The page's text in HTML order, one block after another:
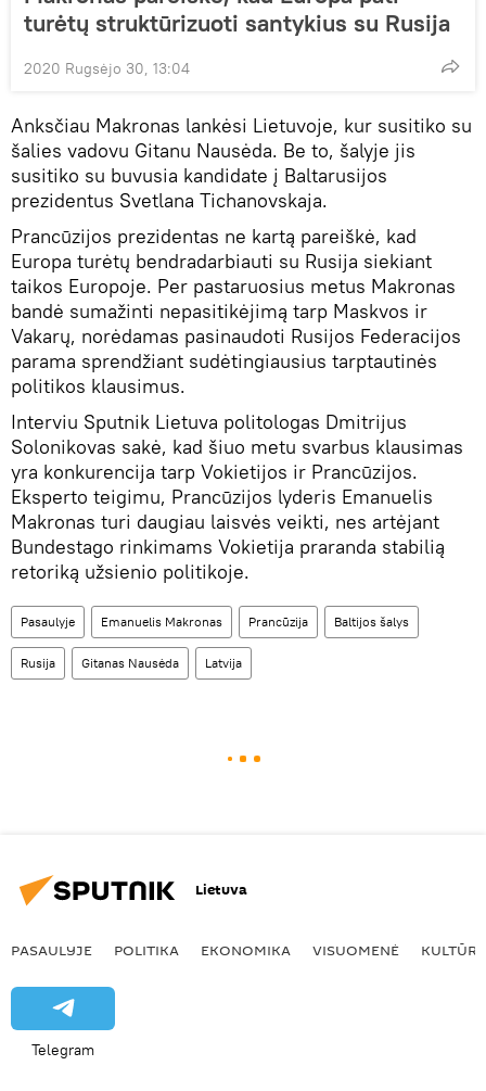
turėtų struktūrizuoti santykius su Rusija
2020 Rugsėjo 30, 13:04
Anksčiau Makronas lankėsi Lietuvoje, kur susitiko su
šalies vadovu Gitanu Nausėda. Be to, šalyje jis
susitiko su buvusia kandidate į Baltarusijos
prezidentus Svetlana Tichanovskaja.
Prancūzijos prezidentas ne kartą pareiškė, kad
Europa turėtų bendradarbiauti su Rusija siekiant
taikos Europoje. Per pastaruosius metus Makronas
bandė sumažinti nepasitikėjimą tarp Maskvos ir
Vakarų, norėdamas pasinaudoti Rusijos Federacijos
parama sprendžiant sudėtingiausius tarptautinės
politikos klausimus.
Interviu Sputnik Lietuva politologas Dmitrijus
Solonikovas sakė, kad šiuo metu svarbus klausimas
yra konkurencija tarp Vokietijos ir Prancūzijos.
Eksperto teigimu, Prancūzijos lyderis Emanuelis
Makronas turi daugiau laisvės veikti, nes artėjant
Bundestago rinkimams Vokietija praranda stabilią
retoriką užsienio politikoje.
Pasaulyje Emanuelis Makronas Prancūzija Baltijos šalys
Rusija Gitanas Nausėda Latvija
Lietuva
PASAULYJE POLITIKA EKONOMIKA VISUOMENĖ KULTŪRA
Telegram